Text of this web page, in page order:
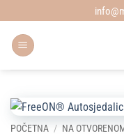
to
content
POČETNA / NA